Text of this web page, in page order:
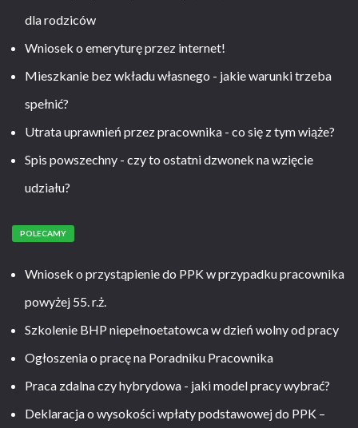
dla rodziców
Wniosek o emeryturę przez internet!
Mieszkanie bez wkładu własnego - jakie warunki trzeba
spełnić?
Utrata uprawnień przez pracownika - co się z tym wiąże?
Spis powszechny - czy to ostatni dzwonek na wzięcie
udziału?
POLECAMY
Wniosek o przystąpienie do PPK w przypadku pracownika
powyżej 55. r.ż.
Szkolenie BHP niepełnoetatowca w dzień wolny od pracy
Ogłoszenia o pracę na Poradniku Pracownika
Praca zdalna czy hybrydowa - jaki model pracy wybrać?
Deklaracja o wysokości wpłaty podstawowej do PPK –